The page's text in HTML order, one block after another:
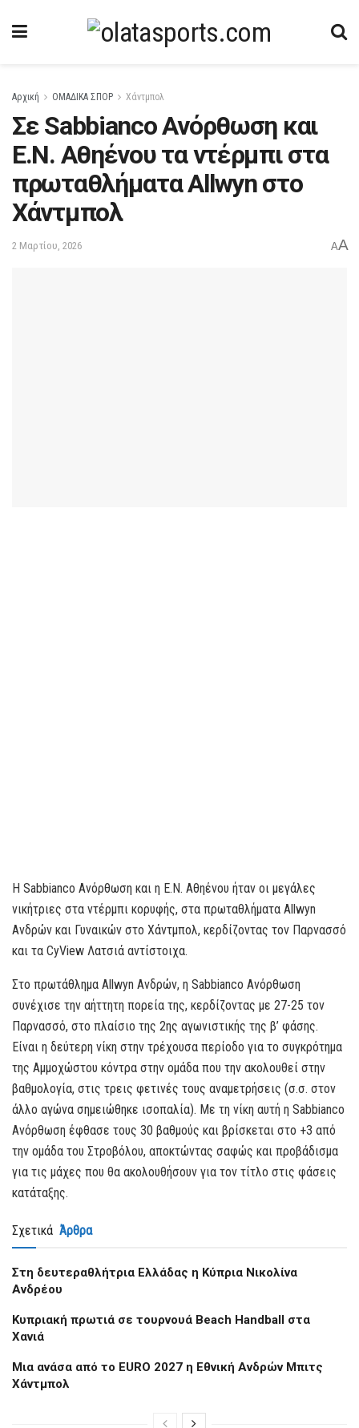
Αρχική ΟΜΑΔΙΚΑ ΣΠΟΡ Χάντμπολ
Σε Sabbianco Ανόρθωση και
Ε.Ν. Αθηένου τα ντέρμπι στα
πρωταθλήματα Allwyn στο
Χάντμπολ
2 Μαρτίου, 2026 AA
Η Sabbianco Ανόρθωση και η Ε.Ν. Αθηένου ήταν οι μεγάλες
νικήτριες στα ντέρμπι κορυφής, στα πρωταθλήματα Allwyn
Ανδρών και Γυναικών στο Χάντμπολ, κερδίζοντας τον Παρνασσό
και τα CyView Λατσιά αντίστοιχα.
Στο πρωτάθλημα Allwyn Ανδρών, η Sabbianco Ανόρθωση
συνέχισε την αήττητη πορεία της, κερδίζοντας με 27-25 τον
Παρνασσό, στο πλαίσιο της 2ης αγωνιστικής της β’ φάσης.
Είναι η δεύτερη νίκη στην τρέχουσα περίοδο για το συγκρότημα
της Αμμοχώστου κόντρα στην ομάδα που την ακολουθεί στην
βαθμολογία, στις τρεις φετινές τους αναμετρήσεις (σ.σ. στον
άλλο αγώνα σημειώθηκε ισοπαλία). Με τη νίκη αυτή η Sabbianco
Ανόρθωση έφθασε τους 30 βαθμούς και βρίσκεται στο +3 από
την ομάδα του Στροβόλου, αποκτώντας σαφώς και προβάδισμα
για τις μάχες που θα ακολουθήσουν για τον τίτλο στις φάσεις
κατάταξης.
Σχετικά Άρθρα
Στη δευτεραθλήτρια Ελλάδας η Κύπρια Νικολίνα
Ανδρέου
Kυπριακή πρωτιά σε τουρνουά Beach Handball στα
Χανιά
Μια ανάσα από το EURO 2027 η Εθνική Ανδρών Μπιτς
Χάντμπολ